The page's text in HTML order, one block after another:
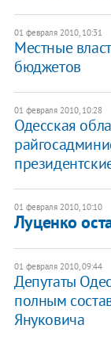
01 февраля 2010, 10:31
Местные
бюджетов
01 февраля 2010, 10:28
Одесская
01 февраля 2010, 10:10
Луценко
01 февраля 2010, 09:44
Депутаты
полным
Януковича